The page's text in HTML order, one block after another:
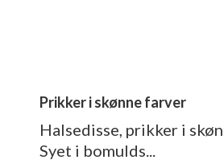
Prikker i skønne farver
Halsedisse, prikker i
Syet i bomulds...